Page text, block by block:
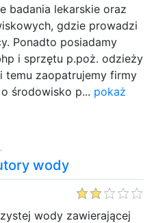
badania lekarskie oraz
gdzie prowadzi
Ponadto posiadamy
i sprzętu p.poż. odzieży
temu zaopatrujemy firmy
środowisko p... pokaż
wody
wody zawierającej